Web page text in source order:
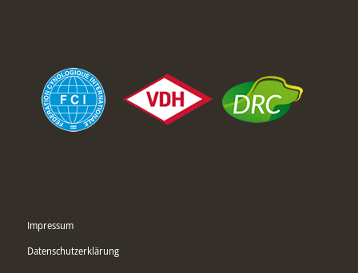
Impressum
Datenschutzerklärung